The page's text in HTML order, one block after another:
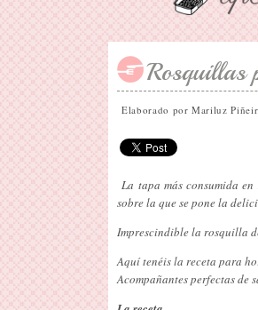
Rosquillas
Elaborado porMariluz
La tapa más consumida
sobre la que se pone la
Imprescindible la rosquilla
Aquí tenéis la receta para
Acompañantes perfectas de